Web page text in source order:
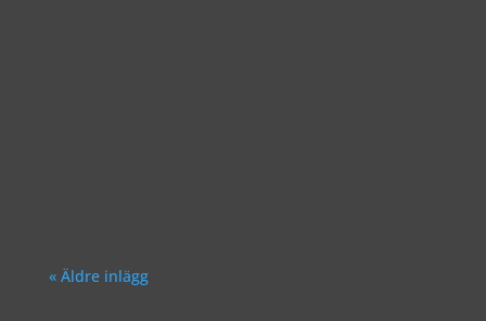
« Äldre inlägg